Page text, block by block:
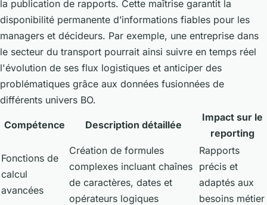
la publication de rapports. Cette maîtrise garantit la
disponibilité permanente d’informations fiables pour les
managers et décideurs. Par exemple, une entreprise dans
le secteur du transport pourrait ainsi suivre en temps réel
l'évolution de ses flux logistiques et anticiper des
problématiques grâce aux données fusionnées de
différents univers BO.
Compétence Description détaillée
Impact sur le
reporting
Fonctions de
calcul
avancées
Création de formules
complexes incluant chaînes
de caractères, dates et
opérateurs logiques
Rapports
précis et
adaptés aux
besoins métier